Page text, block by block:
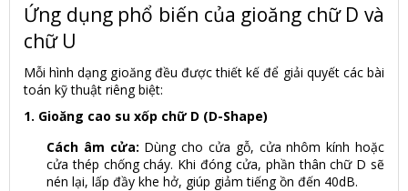
Ứng dụng phổ biến của gioăng chữ D và
chữ U
Mỗi hình dạng gioăng đều được thiết kế để giải quyết các bài
toán kỹ thuật riêng biệt:
1. Gioăng cao su xốp chữ D (D-Shape)
Cách âm cửa: Dùng cho cửa gỗ, cửa nhôm kính hoặc
cửa thép chống cháy. Khi đóng cửa, phần thân chữ D sẽ
nén lại, lấp đầy khe hở, giúp giảm tiếng ồn đến 40dB.